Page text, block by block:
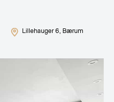
Lillehauger 6, Bærum